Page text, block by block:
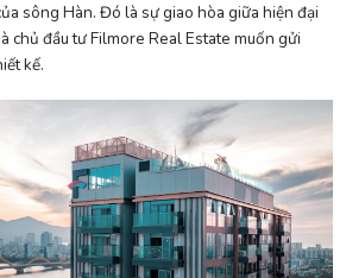
sông Hàn. Đó là sự giao hòa giữa hiện đại
chủ đầu tư Filmore Real Estate muốn gửi
kế.